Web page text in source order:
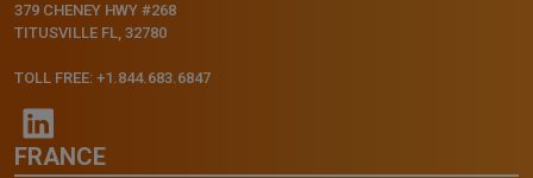
379 CHENEY HWY #268
TITUSVILLE FL, 32780
TOLL FREE: +1.844.683.6847
FRANCE